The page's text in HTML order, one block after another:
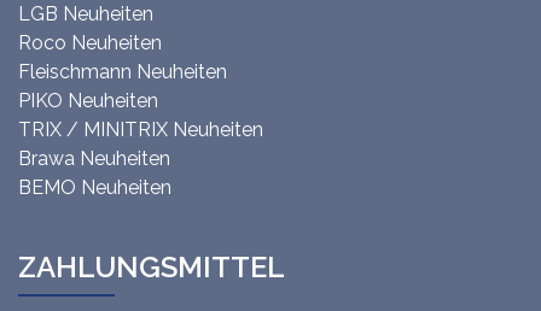
LGB Neuheiten
Roco Neuheiten
Fleischmann Neuheiten
PIKO Neuheiten
TRIX / MINITRIX Neuheiten
Brawa Neuheiten
BEMO Neuheiten
ZAHLUNGSMITTEL